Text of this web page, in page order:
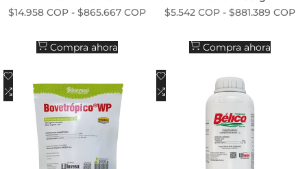
Precio de oferta
$14.958 COP -$865.667 COP
Compra ahora
Precio de oferta
$5.542 COP- $881.389 COP
Compra ahora
Añadir a la lista de deseos
Añadir a comparar
Añadir a la lista de deseos
Añadir a comparar